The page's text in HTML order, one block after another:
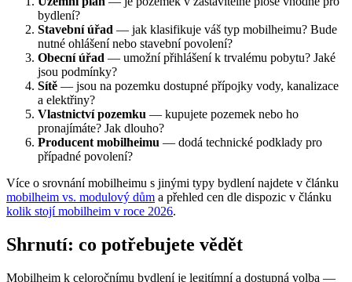
bydlení?
Stavební úřad — jak klasifikuje váš typ mobilheimu? Bude
nutné ohlášení nebo stavební povolení?
Obecní úřad — umožní přihlášení k trvalému pobytu? Jaké
jsou podmínky?
Sítě — jsou na pozemku dostupné přípojky vody, kanalizace
a elektřiny?
Vlastnictví pozemku — kupujete pozemek nebo ho
pronajímáte? Jak dlouho?
Producent mobilheimu — dodá technické podklady pro
případné povolení?
Více o srovnání mobilheimu s jinými typy bydlení najdete v článku
mobilheim vs. modulový dům a přehled cen dle dispozic v článku
kolik stojí mobilheim v roce 2026.
Shrnutí: co potřebujete vědět
Mobilheim k celoročnímu bydlení je legitímní a dostupná volba —